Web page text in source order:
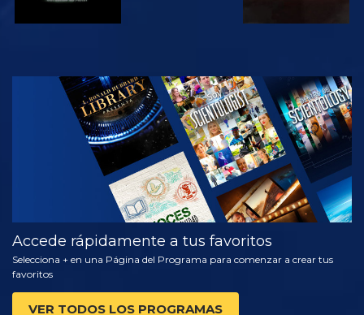
VE
EXPLORA LAS
SERIES
Accede rápidamente a tus favoritos
Selecciona + en una Página del Programa para comenzar a crear tus
favoritos
VER TODOS LOS PROGRAMAS